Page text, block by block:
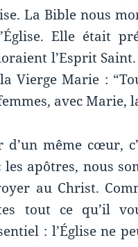
La Bible nous
Elle était
l’Esprit
Vierge Marie :
avec Marie,
d’un même cœur,
les apôtres, nous
au Christ.
tout ce qu’il
: l’Église ne